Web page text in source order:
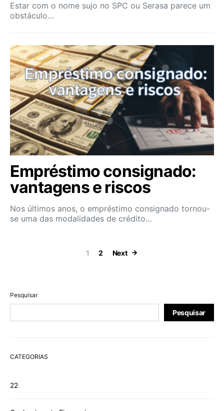
Estar com o nome sujo no SPC ou Serasa parece um
obstáculo…
Empréstimo consignado:
vantagens e riscos
Nos últimos anos, o empréstimo consignado tornou-
se uma das modalidades de crédito…
Paginação de
1 2 Next
Pesquisar
Pesquisar
CATEGORIAS
22